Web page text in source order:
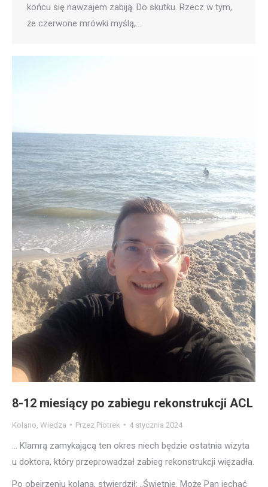
końcu się nawzajem zabiją. Do skutku. Rzecz w tym,
że czerwone mrówki myślą,…
8-12 miesiący po zabiegu rekonstrukcji ACL
Kolano Wiedza Przez Piotrek 4 stycznia 2024
… Klamrą zamykającą ten okres niech będzie ostatnia wizyta
u doktora, który przeprowadzał zabieg rekonstrukcji więzadła.
Po obejrzeniu kolana, stwierdził: „Świetnie. Może Pan jechać